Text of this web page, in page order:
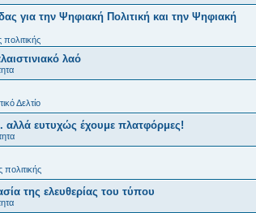
για την Ψηφιακή Πολιτική και την Ψηφιακή
πολιτικής
λαό
Δελτίο
αλλά ευτυχώς έχουμε πλατφόρμες!
πολιτικής
της ελευθερίας του τύπου